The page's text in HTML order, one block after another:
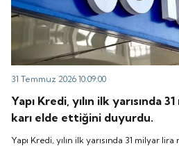
31 Temmuz 2026 10:09:00
Yapı Kredi, yılın ilk yarısında
karı elde ettiğini duyurdu.
Yapı Kredi, yılın ilk yarısında 31 milyar